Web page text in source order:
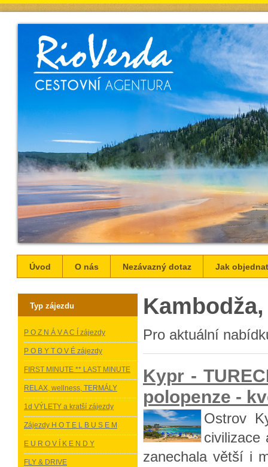
Úvod O nás Nezávazný dotaz Jak
Typ zájezdu
P O Z N Á V A C Í zájezdy
P O B Y T O V É zájezdy
FIRST MINUTE ** LAST MINUTE
RELAX, wellness, TERMÁLY
1d VÝLETY a kratší zájezdy
Zájezdy H O T E L B U S E M
E U R O V Í K E N D Y
FLY & DRIVE
Pro aktuální
Kypr -
polopenze -
Ostrov
civilizace
zanechala větší i